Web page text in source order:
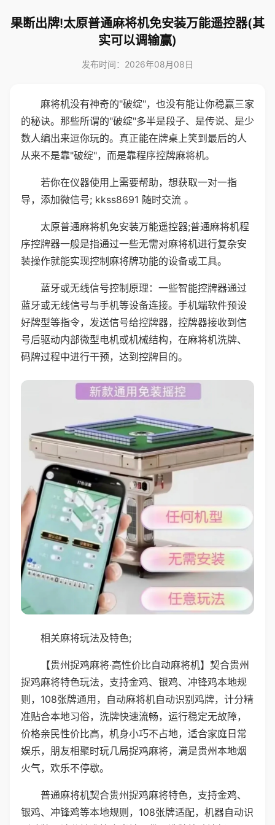
果断出牌!太原普通麻将机免安装万能遥控器(其
实可以调输赢)
发布时间：2026年08月08日
麻将机没有神奇的"破绽"，也没有能让你稳赢三家
的秘诀。那些所谓的"破绽"多半是段子、是传说、是少
数人编出来逗你玩的。真正能在牌桌上笑到最后的人
从来不是靠"破绽"，而是靠程序控牌麻将机。
若你在仪器使用上需要帮助，想获取一对一指
导，添加微信号; kkss8691 随时交流 。
太原普通麻将机免安装万能遥控器;普通麻将机程
序控牌器一般是指通过一些无需对麻将机进行复杂安
装操作就能实现控制麻将牌功能的设备或工具。
蓝牙或无线信号控制原理：一些智能控牌器通过
蓝牙或无线信号与手机等设备连接。手机端软件预设
好牌型等指令，发送信号给控牌器，控牌器接收到信
号后驱动内部微型电机或机械结构，在麻将机洗牌、
码牌过程中进行干预，达到控牌目的。
相关麻将玩法及特色;
【贵州捉鸡麻将·高性价比自动麻将机】契合贵州
捉鸡麻将特色玩法，支持金鸡、银鸡、冲锋鸡本地规
则，108张牌通用，自动麻将机自动识别鸡牌，计分精
准贴合本地习俗，洗牌快速流畅，运行稳定无故障，
价格亲民性价比高，机身小巧不占地，适合家庭日常
娱乐，朋友相聚时玩几局捉鸡麻将，满是贵州本地烟
火气，欢乐不停歇。
普通麻将机契合贵州捉鸡麻将特色，支持金鸡、
银鸡、冲锋鸡等本地规则，108张牌适配，机器自动识